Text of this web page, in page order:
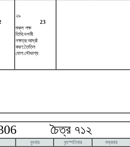
২৯
23
শুক্ল পক্ষ
তিথি:দশমী
নক্ষত্র:আর্দ্রা
করণ:তৈতিল
যোগ:সৌভাগ্য
1306 চৈত্র ৭১২
বুধবার বৃহস্পতিবার
শুক্রবার